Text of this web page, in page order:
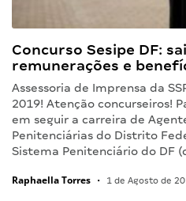
Concurso Sesipe DF:
remunerações e
Assessoria de Imprensa da
2019! Atenção concurseiros!
em seguir a carreira de
Penitenciárias do Distrito
Sistema Penitenciário do DF
Raphaella Torres • 1 de Agosto de